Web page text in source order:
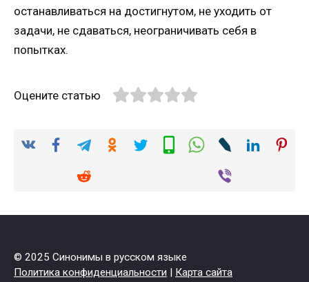
останавливаться на достигнутом, не уходить от
задачи, не сдаваться, неограничивать себя в
попытках.
Оцените статью
© 2025 Синонимы в русском языке
Политика конфиденциальности | Карта сайта